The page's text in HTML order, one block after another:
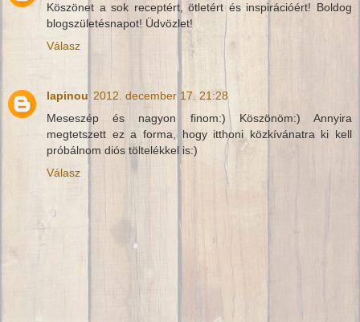
Köszönet a sok receptért, ötletért és inspirációért! Boldog
blogszületésnapot! Üdvözlet!
Válasz
lapinou 2012. december 17. 21:28
Meseszép és nagyon finom:) Köszönöm:) Annyira
megtetszett ez a forma, hogy itthoni közkívánatra ki kell
próbálnom diós töltelékkel is:)
Válasz